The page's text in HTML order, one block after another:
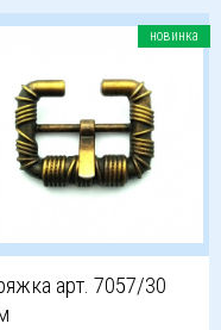
новинка
арт. 7057/30